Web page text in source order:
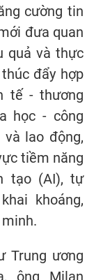
cường tin
đưa quan
quả và thực
đẩy hợp
tế - thương
học - công
lao động,
tiềm năng
tạo (AI), tự
khoáng,
Trung ương